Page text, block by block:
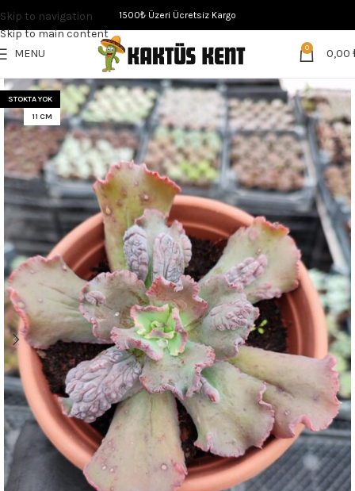
Skip to navigation
Skip to main content
1500₺ Üzeri Ücretsiz Kargo
MENU 0 0,00
STOKTA YOK
11 CM